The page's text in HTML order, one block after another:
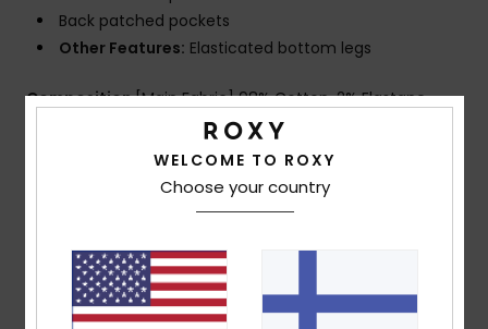
Back patched pockets
Other Features: Elasticated bottom legs
Composition[Main Fabric] 98% Cotton, 2% Elastane
Shipping & Returns
Customer Reviews
WELCOME TO ROXY
Choose your country